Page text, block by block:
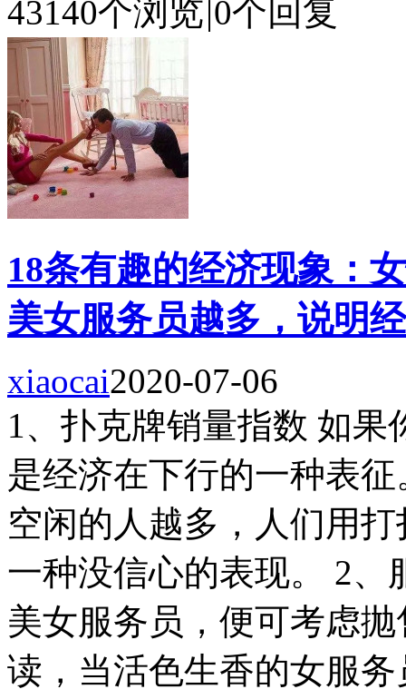
43140个浏览|0个回复
18条有趣的经济现象：
美女服务员越多，说明
xiaocai2020-07-06
1、扑克牌销量指数 如
是经济在下行的一种表
空闲的人越多，人们用
一种没信心的表现。 2、
美女服务员，便可考虑
读，当活色生香的女服务